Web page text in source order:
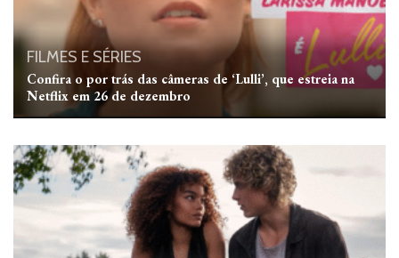
FILMES E SÉRIES
Confira o por trás das câmeras de ‘Lulli’, que estreia na
Netflix em 26 de dezembro